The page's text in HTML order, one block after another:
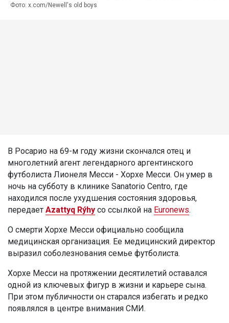
Фото: x.com/Newell's old boys
В Росарио на 69-м году жизни скончался отец и
многолетний агент легендарного аргентинского
футболиста Лионеля Месси - Хорхе Месси. Он умер в
ночь на субботу в клинике Sanatorio Centro, где
находился после ухудшения состояния здоровья,
передает Azattyq Rýhy со ссылкой на Euronews.
О смерти Хорхе Месси официально сообщила
медицинская организация. Ее медицинский директор
выразил соболезнования семье футболиста.
Хорхе Месси на протяжении десятилетий оставался
одной из ключевых фигур в жизни и карьере сына.
При этом публичности он старался избегать и редко
появлялся в центре внимания СМИ.